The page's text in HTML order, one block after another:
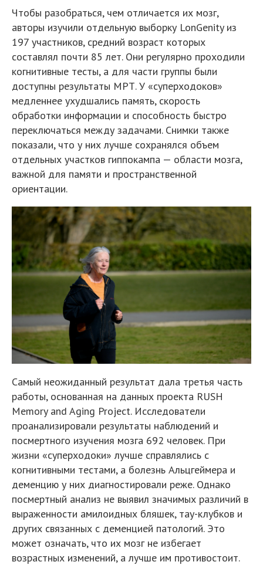
Чтобы разобраться, чем отличается их мозг,
авторы изучили отдельную выборку LonGenity из
197 участников, средний возраст которых
составлял почти 85 лет. Они регулярно проходили
когнитивные тесты, а для части группы были
доступны результаты МРТ. У «суперходоков»
медленнее ухудшались память, скорость
обработки информации и способность быстро
переключаться между задачами. Снимки также
показали, что у них лучше сохранялся объем
отдельных участков гиппокампа — области мозга,
важной для памяти и пространственной
ориентации.
Самый неожиданный результат дала третья часть
работы, основанная на данных проекта RUSH
Memory and Aging Project. Исследователи
проанализировали результаты наблюдений и
посмертного изучения мозга 692 человек. При
жизни «суперходоки» лучше справлялись с
когнитивными тестами, а болезнь Альцгеймера и
деменцию у них диагностировали реже. Однако
посмертный анализ не выявил значимых различий в
выраженности амилоидных бляшек, тау-клубков и
других связанных с деменцией патологий. Это
может означать, что их мозг не избегает
возрастных изменений, а лучше им противостоит.